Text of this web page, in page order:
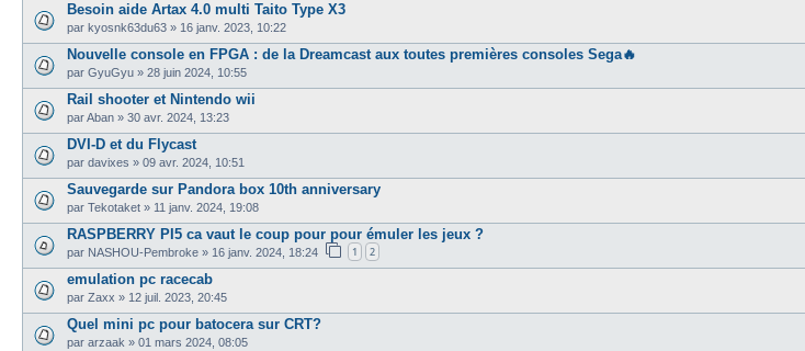
Besoin aide Artax 4.0 multi Taito Type X3
par kyosnk63du63 » 16 janv. 2023, 10:22
Nouvelle console en FPGA : de la Dreamcast aux toutes premières consoles Sega🔥
par GyuGyu » 28 juin 2024, 10:55
Rail shooter et Nintendo wii
parAban » 30 avr. 2024, 13:23
DVI-D et du Flycast
par davixes » 09 avr. 2024, 10:51
Sauvegarde sur Pandora box 10th anniversary
par Tekotaket » 11 janv. 2024, 19:08
RASPBERRY PI5 ca vaut le coup pour pour émuler les jeux ?
par NASHOU-Pembroke » 16 janv. 2024, 18:24 1 2
emulation pc racecab
par Zaxx » 12 juil. 2023, 20:45
Quel mini pc pour batocera sur CRT?
par arzaak » 01 mars 2024, 08:05